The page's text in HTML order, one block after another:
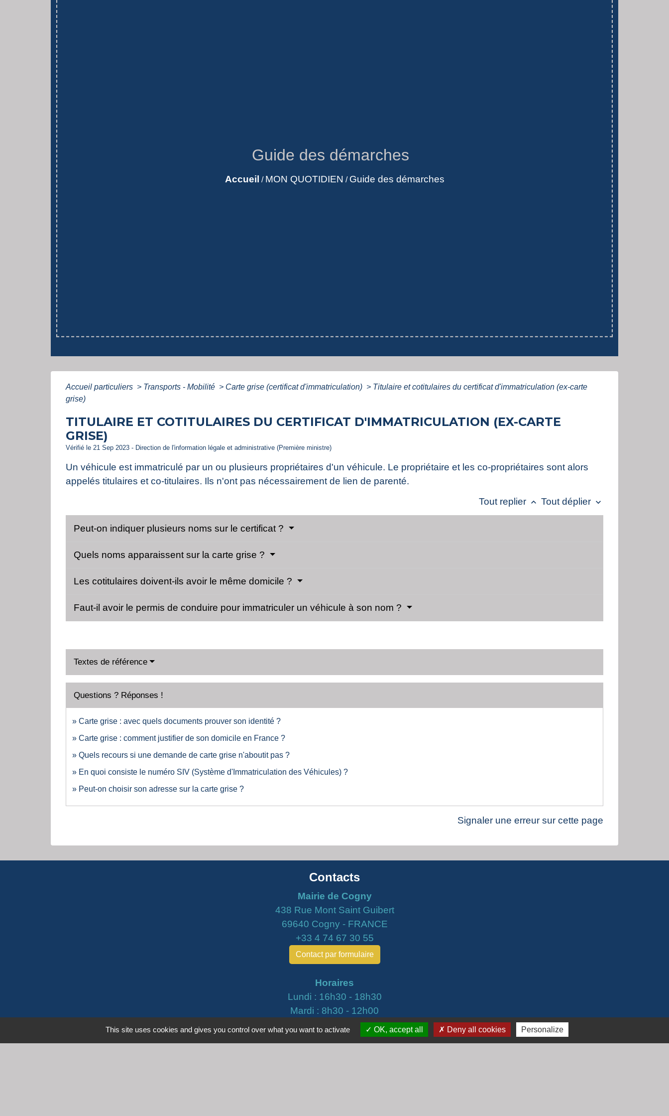
Guide des démarches
Accueil / MON QUOTIDIEN / Guide des démarches
Accueil particuliers > Transports - Mobilité > Carte grise (certificat d'immatriculation) > Titulaire et cotitulaires du certificat d'immatriculation (ex-carte
grise)
TITULAIRE ET COTITULAIRES DU CERTIFICAT D'IMMATRICULATION (EX-CARTE
GRISE)
Vérifié le 21 Sep 2023 - Direction de l'information légale et administrative (Première ministre)
Un véhicule est immatriculé par un ou plusieurs propriétaires d'un véhicule. Le propriétaire et les co-propriétaires sont alors
appelés titulaires et co-titulaires. Ils n'ont pas nécessairement de lien de parenté.
Tout replier keyboard_arrow_up Tout déplier keyboard_arrow_down
Peut-on indiquer plusieurs noms sur le certificat ?
Quels noms apparaissent sur la carte grise ?
Les cotitulaires doivent-ils avoir le même domicile ?
Faut-il avoir le permis de conduire pour immatriculer un véhicule à son nom ?
Textes de référence
Questions ? Réponses !
Carte grise : avec quels documents prouver son identité ?
Carte grise : comment justifier de son domicile en France ?
Quels recours si une demande de carte grise n'aboutit pas ?
En quoi consiste le numéro SIV (Système d'Immatriculation des Véhicules) ?
Peut-on choisir son adresse sur la carte grise ?
Signaler une erreur sur cette page
Contacts
Mairie de Cogny
438 Rue Mont Saint Guibert
69640 Cogny - FRANCE
+33 4 74 67 30 55
Contact par formulaire
Horaires
Lundi : 16h30 - 18h30
Mardi : 8h30 - 12h00
Mercredi : 9h00 - 12h00
Vendredi : 16h00 - 18h00
This site uses cookies and gives you control over what you want to activate OK, accept all Deny all cookies Personalize